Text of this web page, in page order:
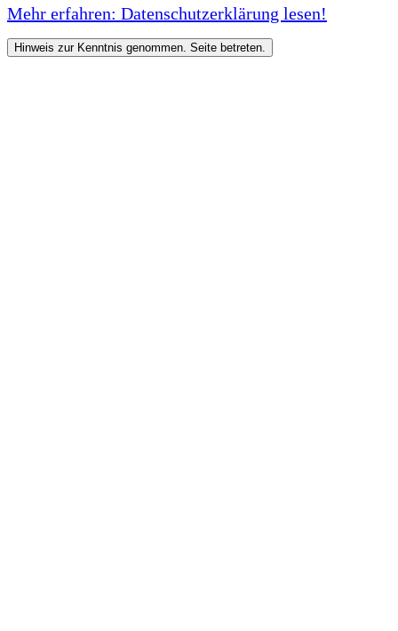
Mehr erfahren: Datenschutzerklärung lesen!
Hinweis zur Kenntnis genommen. Seite betreten.